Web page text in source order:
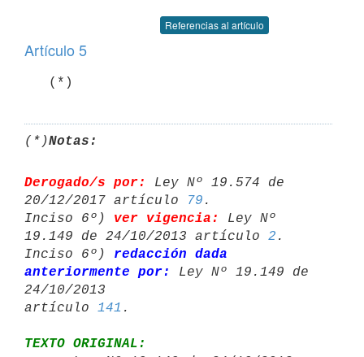
Referencias al artículo
Artículo 5
(*)Notas:
Derogado/s por:
Ley Nº 19.574 de
20/12/2017 artículo
79 .
Inciso 6º) ver vigencia:
Ley Nº
19.149 de 24/10/2013 artículo 2 .
Inciso 6º) redacción dada
anteriormente por:
Ley Nº 19.149 de
24/10/2013
artículo 141
TEXTO ORIGINAL: